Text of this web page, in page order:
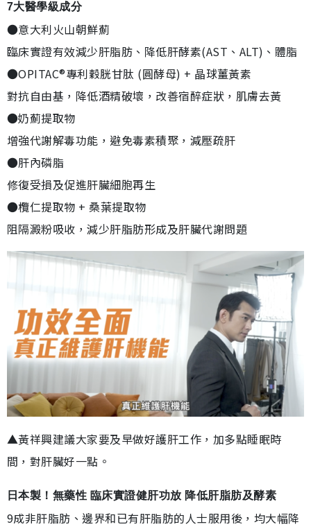
7大醫學級成分
●意大利火山朝鮮薊
臨床實證有效減少肝脂肪、降低肝酵素(AST、ALT)、體脂
●OPITAC®專利穀胱甘肽 (圓酵母) + 晶球薑黃素
對抗自由基，降低酒精破壞，改善宿醉症狀，肌膚去黃
●奶薊提取物
增強代謝解毒功能，避免毒素積聚，減壓疏肝
●肝內磷脂
修復受損及促進肝臟細胞再生
●欖仁提取物 + 桑葉提取物
阻隔澱粉吸收，減少肝脂肪形成及肝臟代謝問題
▲黃祥興建議大家要及早做好護肝工作，加多點睡眠時
間，對肝臟好一點。
日本製！無藥性 臨床實證健肝功放 降低肝脂肪及酵素
9成非肝脂肪、邊界和已有肝脂肪的人士服用後，均大幅降